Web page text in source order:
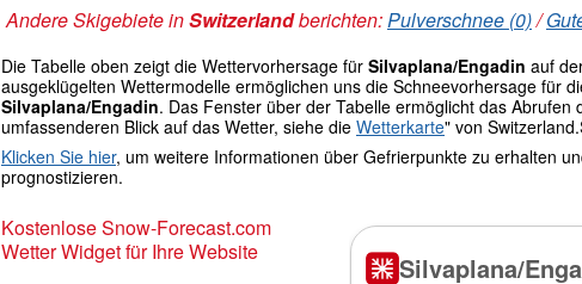
Andere Skigebiete inSwitzerlandberichten:Pulverschnee (0)/
Die Tabelle oben zeigt die Wettervorhersage für Silvaplana/Engadin auf
ausgeklügelten Wettermodelle ermöglichen uns die Schneevorhersage für
Silvaplana/Engadin. Das Fenster über der Tabelle ermöglicht das
umfassenderen Blick auf das Wetter, siehe die Wetterkarte" von
Klicken Sie hier, um weitere Informationen über Gefrierpunkte zu erhalten
prognostizieren.
Kostenlose Snow-Forecast.com
Wetter Widget für Ihre Website